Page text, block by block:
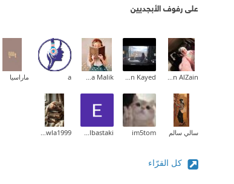
على رفوف الأبجديين
Nesreen AlZain
Jenan Kayed
Rahma Malik
a ماراسيا
سالي سالم im5tom
Elham Albastaki
Khawla1999
كل القرّاء